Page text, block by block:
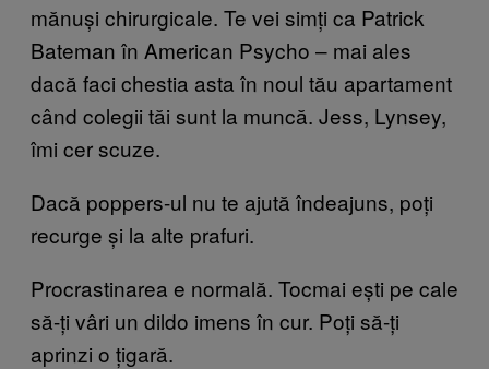
mănuși chirurgicale. Te vei simți ca Patrick
Bateman în American Psycho – mai ales
dacă faci chestia asta în noul tău apartament
când colegii tăi sunt la muncă. Jess, Lynsey,
îmi cer scuze.
Dacă poppers-ul nu te ajută îndeajuns, poți
recurge și la alte prafuri.
Procrastinarea e normală. Tocmai ești pe cale
să-ți vâri un dildo imens în cur. Poți să-ți
aprinzi o țigară.